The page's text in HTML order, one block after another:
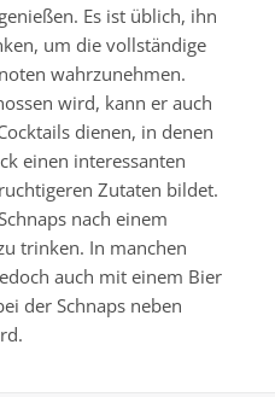
Es ist üblich, ihn
um die vollständige
wahrzunehmen.
wird, kann er auch
dienen, in denen
einen interessanten
Zutaten bildet.
nach einem
trinken. In manchen
auch mit einem Bier
der Schnaps neben